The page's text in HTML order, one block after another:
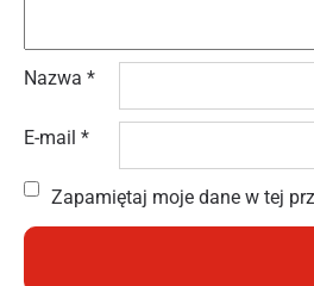
Nazwa *
E-mail *
Zapamiętaj moje dane w tej